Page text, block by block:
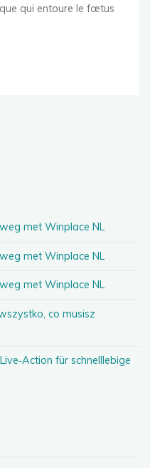
qui entoure le fœtus
met Winplace NL
met Winplace NL
met Winplace NL
co musisz
für schnelllebige